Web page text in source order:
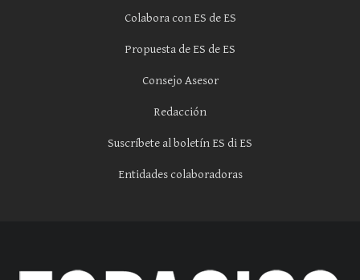
Colabora con ES de ES
Propuesta de ES de ES
Consejo Asesor
Redacción
Suscríbete al boletín ES di ES
Entidades colaboradoras